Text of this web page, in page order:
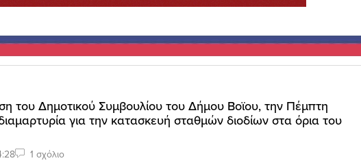
του Δημοτικού Συμβουλίου του Δήμου Βοϊου, την Πέμπτη
για την κατασκευή σταθμών διοδίων στα όρια του
1 σχόλιο